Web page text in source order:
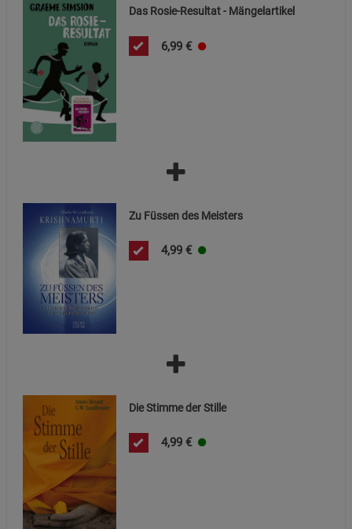
Das Rosie-Resultat - Mängelartikel
6,99 €
Zu Füssen des Meisters
4,99 €
Die Stimme der Stille
4,99 €
Notwendige Cookies (5)
Beschreibung Notwendige Cookies
Cookie-Informationenanzeigen
Statistik Cookies (1)
Beschreibung Statistik Cookies
Marketing Cookies (3)
Beschreibung Marketing Cookies
Cookie-Informationen